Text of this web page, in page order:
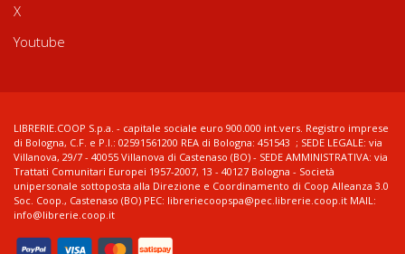
X
Youtube
LIBRERIE.COOP S.p.a. - capitale sociale euro 900.000 int.vers. Registro imprese
di Bologna, C.F. e P.I.: 02591561200 REA di Bologna: 451543 ; SEDE LEGALE: via
Villanova, 29/7 - 40055 Villanova di Castenaso (BO) - SEDE AMMINISTRATIVA: via
Trattati Comunitari Europei 1957-2007, 13 - 40127 Bologna - Società
unipersonale sottoposta alla Direzione e Coordinamento di Coop Alleanza 3.0
Soc. Coop., Castenaso (BO) PEC: libreriecoopspa@pec.librerie.coop.it MAIL:
info@librerie.coop.it